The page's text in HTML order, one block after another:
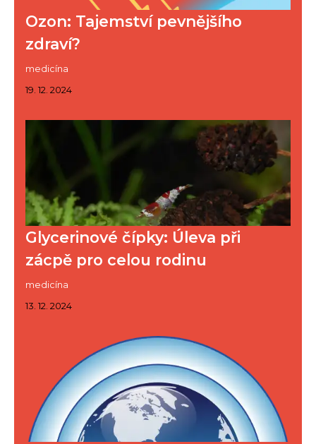
Ozon: Tajemství pevnějšího
zdraví?
medicína
19. 12. 2024
Glycerinové čípky: Úleva při
zácpě pro celou rodinu
medicína
13. 12. 2024